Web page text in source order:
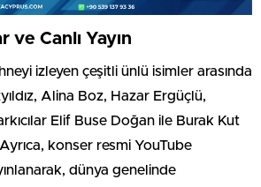
ve Canlı Yayın
izleyen çeşitli ünlü isimler arasında
Alina Boz, Hazar Ergüçlü,
Elif Buse Doğan ile Burak Kut
konser resmi YouTube
dünya genelinde